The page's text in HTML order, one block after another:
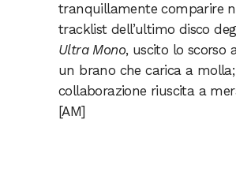
tranquillamente comparire
tracklist dell’ultimo disco
Ultra Mono, uscito lo scorso
un brano che carica a
collaborazione riuscita a
[AM]